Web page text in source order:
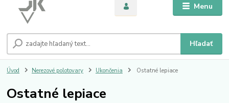
Menu
Hľadať
Úvod Nerezové polotovary Ukončenia Ostatné lepiace
Ostatné lepiace